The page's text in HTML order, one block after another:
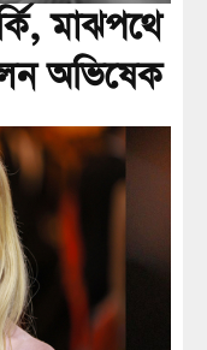
মাঝপথে
অভিষেক